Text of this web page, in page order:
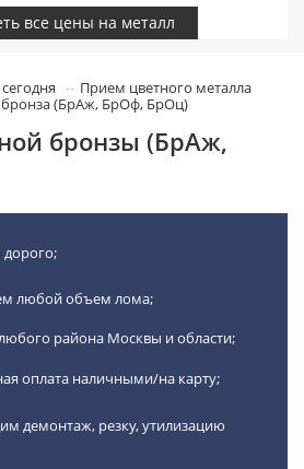
все цены на металл
Прием цветного металла
(БрАж, БрОф, БрОц)
бронзы (БрАж,
любой объем лома;
района Москвы и области;
оплата наличными/на карту;
демонтаж, резку, утилизацию